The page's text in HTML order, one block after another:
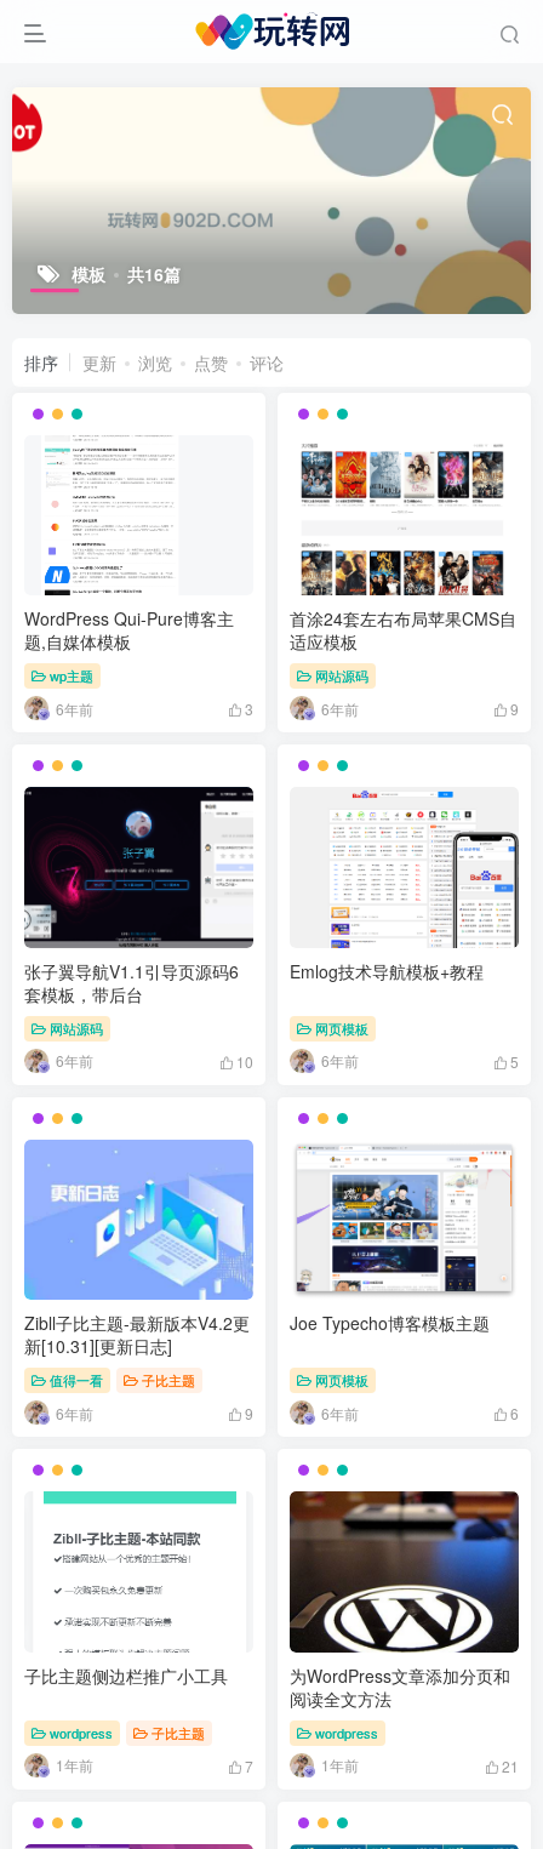
模板 共16篇
排序 更新 浏览 点赞 评论
WordPress Qui-Pure博客主
题,自媒体模板
wp主题
6年前 3
首涂24套左右布局苹果CMS自
适应模板
网站源码
6年前 9
张子翼导航V1.1引导页源码6
套模板，带后台
网站源码
6年前 10
Emlog技术导航模板+教程
网页模板
6年前 5
Zibll子比主题-最新版本V4.2更
新[10.31][更新日志]
值得一看 子比主题
6年前 9
Joe Typecho博客模板主题
网页模板
6年前 6
子比主题侧边栏推广小工具
wordpress 子比主题
1年前 7
为WordPress文章添加分页和
阅读全文方法
wordpress
1年前 21